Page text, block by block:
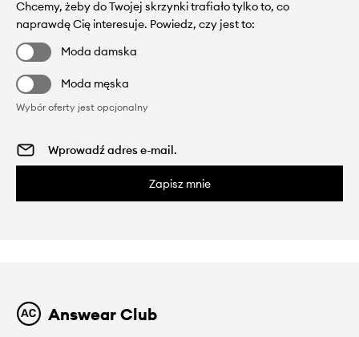
Chcemy, żeby do Twojej skrzynki trafiało tylko to, co
naprawdę Cię interesuje. Powiedz, czy jest to:
Moda damska
Moda męska
Wybór oferty jest opcjonalny
Zapisz mnie
Answear Club